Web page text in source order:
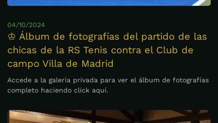
04/10/2024
♔ Álbum de fotografías del partido de las
chicas de la RS Tenis contra el Club de
campo Villa de Madrid
Accede a la galería privada para ver el álbum de fotografías
completo haciendo click aquí.